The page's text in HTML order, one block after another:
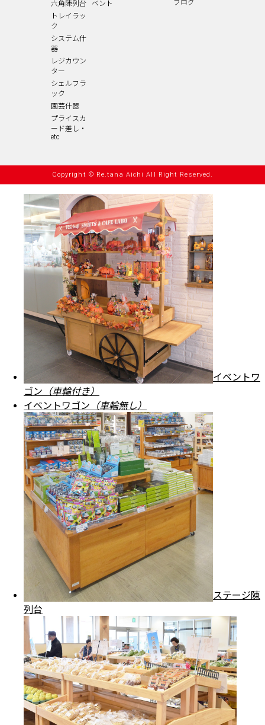
六角陳列台
トレイラッ
ク
システム什
器
レジカウン
ター
シェルフラ
ック
園芸什器
プライスカ
ード差し・
etc
ベント ブログ
Copyright © Re.tana Aichi All Right Reserved.
イベントワ
ゴン （車輪付き）
イベントワゴン （車輪無し）
ステージ陳
列台